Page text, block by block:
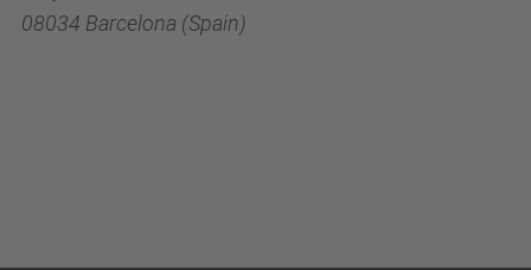
08034 Barcelona (Spain)